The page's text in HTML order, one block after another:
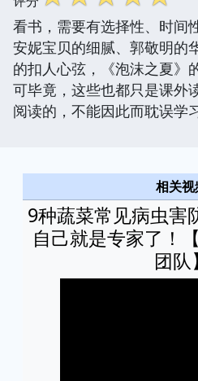
看书，需要有选择性、时间
安妮宝贝的细腻、郭敬明的
的扣人心弦，《泡沫之夏》
可毕竟，这些也都只是课外
阅读的，不能因此而耽误学
相关视
9种蔬菜常见病虫害
自己就是专家了！
团队】